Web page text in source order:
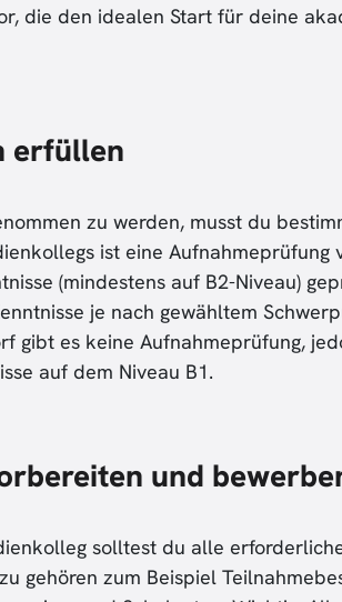
die den idealen Start für deine
erfüllen
zu werden, musst du
ist eine Aufnahmeprüfung
(mindestens auf B2-Niveau)
je nach gewähltem
gibt es keine Aufnahmeprüfung,
auf dem Niveau B1.
und
solltest du alle
gehören zum Beispiel